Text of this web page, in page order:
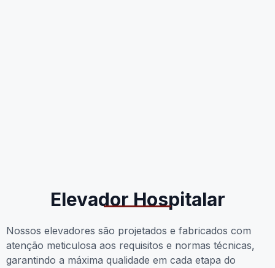
Elevador Hospitalar
Nossos elevadores são projetados e fabricados com
atenção meticulosa aos requisitos e normas técnicas,
garantindo a máxima qualidade em cada etapa do